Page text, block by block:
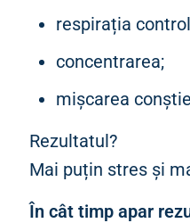
respirația
concentrarea;
mișcarea
Rezultatul?
Mai puțin stres și
În cât timp apar